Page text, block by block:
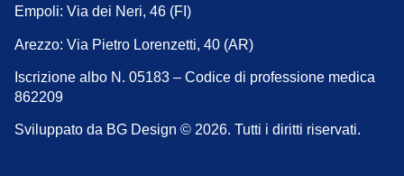
Empoli: Via dei Neri, 46 (FI)
Arezzo: Via Pietro Lorenzetti, 40 (AR)
Iscrizione albo N. 05183 – Codice di professione medica
862209
Sviluppato da BG Design © 2026. Tutti i diritti riservati.